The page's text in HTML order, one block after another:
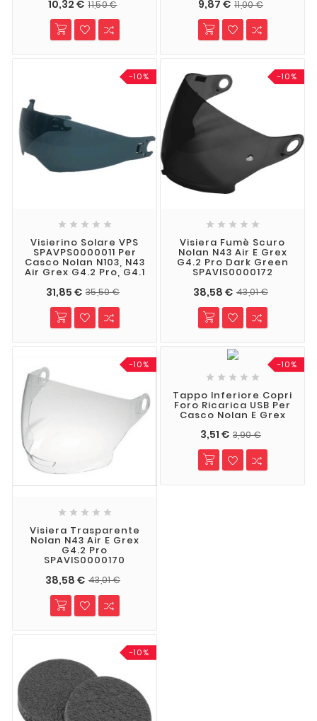
10,32 € 11,50 € 9,87 € 11,00 €
-10%
    
Visierino Solare VPS
SPAVPS0000011 Per
Casco Nolan N103, N43
Air Grex G4.2 Pro, G4.1
31,85 € 35,50 €
-10%
    
Visiera Fumè Scuro
Nolan N43 Air E Grex
G4.2 Pro Dark Green
SPAVIS0000172
38,58 € 43,01 €
-10%
    
Visiera Trasparente
Nolan N43 Air E Grex
G4.2 Pro
SPAVIS0000170
38,58 € 43,01 €
-10%
    
Tappo Inferiore Copri
Foro Ricarica USB Per
Casco Nolan E Grex
3,51 € 3,90 €
-10%